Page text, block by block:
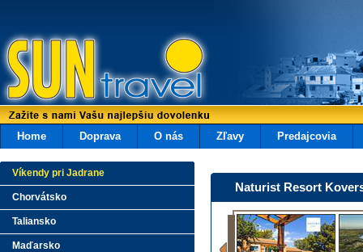
Home Doprava O nás Zľavy Predajcovia
Naturist Resort
Víkendy pri Jadrane
Chorvátsko
Taliansko
Maďarsko